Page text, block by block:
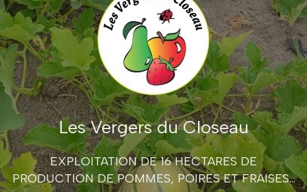
Les Vergers du Closeau
EXPLOITATION DE 16 HECTARES DE
PRODUCTION DE POMMES, POIRES ET FRAISES...